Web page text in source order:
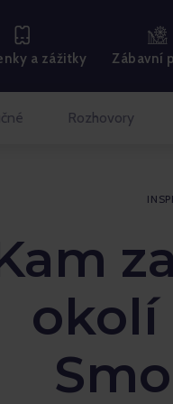
a zážitky Zábavní
Rozhovory
okolí